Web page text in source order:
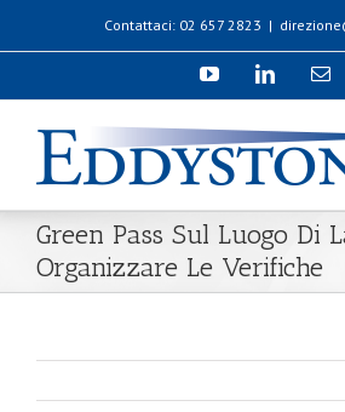
Contattaci: 02 657 2823 |
Green Pass Sul Luogo Di
Organizzare Le Verifiche